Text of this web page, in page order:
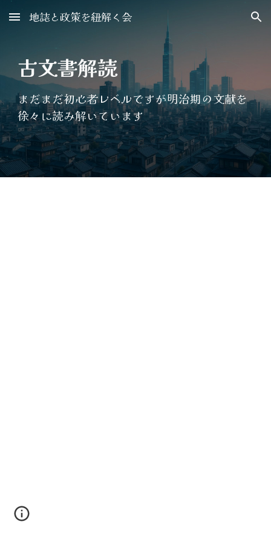
Skip to main content Skip to navigation
地誌と政策を紐解く会
古文書解読
まだまだ初心者レベルですが明治期の文献を
徐々に読み解いています